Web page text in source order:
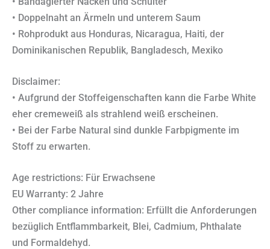
• Doppelnaht an Ärmeln und unterem Saum
• Rohprodukt aus Honduras, Nicaragua, Haiti, der
Dominikanischen Republik, Bangladesch, Mexiko
Disclaimer:
• Aufgrund der Stoffeigenschaften kann die Farbe White
eher cremeweiß als strahlend weiß erscheinen.
• Bei der Farbe Natural sind dunkle Farbpigmente im
Stoff zu erwarten.
Age restrictions: Für Erwachsene
EU Warranty: 2 Jahre
Other compliance information: Erfüllt die Anforderungen
bezüglich Entflammbarkeit, Blei, Cadmium, Phthalate
und Formaldehyd.